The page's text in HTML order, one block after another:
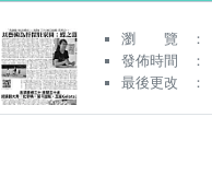
瀏 覽
發佈時間
最後更改